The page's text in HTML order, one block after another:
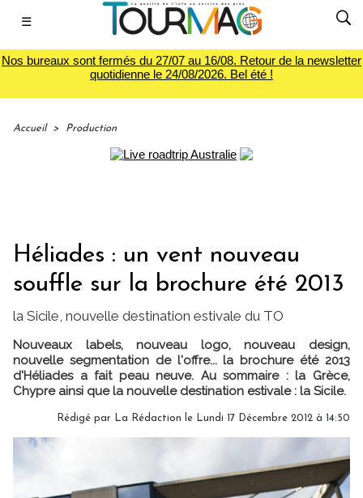
☰
Nos bureaux sont fermés du 27/07 au 16/08. Retour de la newsletter
quotidienne le 24/08/2026. Bel été !
Accueil > Production
Héliades : un vent nouveau
souffle sur la brochure été 2013
la Sicile, nouvelle destination estivale du TO
Nouveaux labels, nouveau logo, nouveau design,
nouvelle segmentation de l'offre... la brochure été 2013
d'Héliades a fait peau neuve. Au sommaire : la Grèce,
Chypre ainsi que la nouvelle destination estivale : la Sicile.
Rédigé par La Rédaction le Lundi 17 Décembre 2012 à 14:50